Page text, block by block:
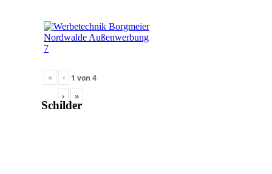
« ‹ 1 von4
›
»
Schilder